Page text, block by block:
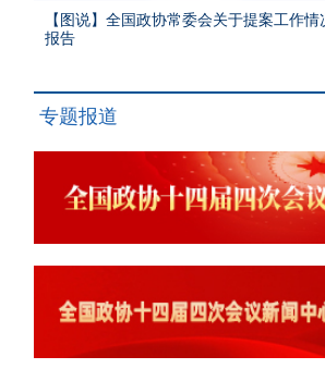
【图说】全国政协常委会关于提案工作情
报告
专题报道